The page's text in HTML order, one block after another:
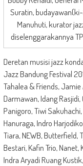
Suratin,
Manuhuti, kurator
diselenggarakannya
Deretan musisi jazz
Jazz Bandung Festival
Tahalea & Friends,
Darmawan, Idang
Panigoro, Tiwi
Hanuraga, Indro
Tiara, NEWB, Butterfield,
Bestari, Kafin Trio, Nanet,
Indra Aryadi Ruang